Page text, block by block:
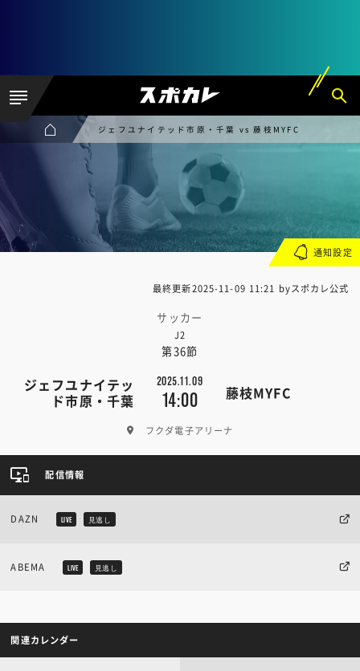
ジェフユナイテッド市原・千葉 vs 藤枝MYFC
最終更新2025-11-09 11:21 byスポカレ公式
サッカー
J2
第36節
ジェフユナイテッ
ド市原・千葉
2025.11.09
14:00 藤枝MYFC
フクダ電子アリーナ
通知設定
配信情報
DAZN LIVE 見逃し
ABEMA LIVE 見逃し
関連カレンダー